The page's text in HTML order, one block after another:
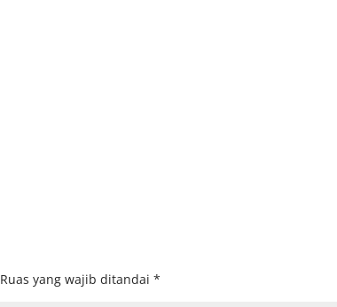
Ruas yang wajib ditandai*